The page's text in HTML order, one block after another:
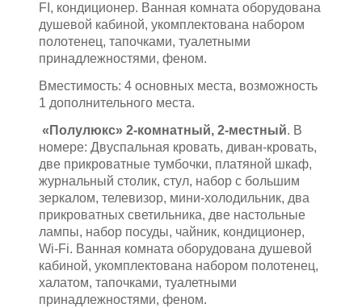
FI, кондиционер. Ванная комната оборудована
душевой кабиной, укомплектована набором
полотенец, тапочками, туалетными
принадлежностями, феном.
Вместимость: 4 основных места, возможность
1 дополнительного места.
«Полулюкс» 2-комнатный, 2-местный. В
номере: Двуспальная кровать, диван-кровать,
две прикроватные тумбочки, платяной шкаф,
журнальный столик, стул, набор с большим
зеркалом, телевизор, мини-холодильник, два
прикроватных светильника, две настольные
лампы, набор посуды, чайник, кондиционер,
Wi-Fi. Ванная комната оборудована душевой
кабиной, укомплектована набором полотенец,
халатом, тапочками, туалетными
принадлежностями, феном.